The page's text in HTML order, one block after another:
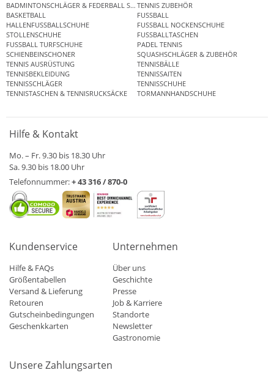
BADMINTONSCHLÄGER & FEDERBALL SETSTENNIS ZUBEHÖR
BASKETBALL
FUSSBALL
HALLENFUSSBALLSCHUHE
FUSSBALL NOCKENSCHUHE
STOLLENSCHUHE
FUSSBALLTASCHEN
FUSSBALL TURFSCHUHE
PADEL TENNIS
SCHIENBEINSCHONER
SQUASHSCHLÄGER & ZUBEHÖR
TENNIS AUSRÜSTUNG
TENNISBÄLLE
TENNISBEKLEIDUNG
TENNISSAITEN
TENNISSCHLÄGER
TENNISSCHUHE
TENNISTASCHEN & TENNISRUCKSÄCKE
TORMANNHANDSCHUHE
Hilfe & Kontakt
Mo. – Fr. 9.30 bis 18.30 Uhr
Sa. 9.30 bis 18.00 Uhr
Telefonnummer:+ 43 316 / 870-0
Kundenservice
Hilfe & FAQs
Größentabellen
Versand & Lieferung
Retouren
Gutscheinbedingungen
Geschenkkarten
Unternehmen
Über uns
Geschichte
Presse
Job & Karriere
Standorte
Newsletter
Gastronomie
Unsere Zahlungsarten